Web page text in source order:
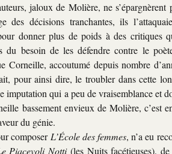
jaloux de Molière, ne
des décisions tranchantes, ils
donner plus de poids à des critiques
du besoin de les défendre contre le
Corneille, accoutumé depuis nombre
pour ainsi dire, le troubler dans cette
imputation qui a peu de vraisemblance et
bassement envieux de Molière, c’est
du génie.
composer L’École des femmes, n’a eu
Piacevoli Notti(les Nuits facétieuses),